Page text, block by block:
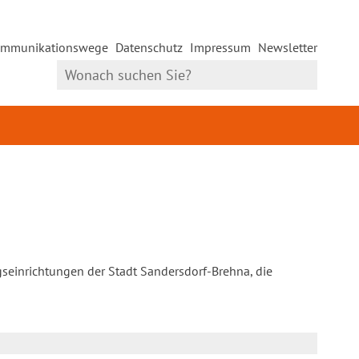
Datenschutz Impressum Newsletter
der Stadt Sandersdorf-Brehna, die